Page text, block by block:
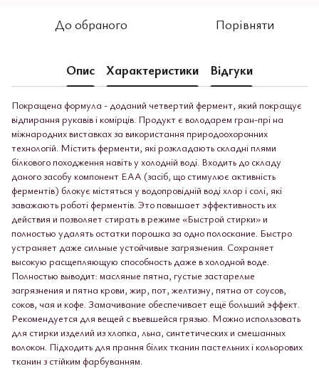
До обраного Порівняти
Опис Характеристики Відгуки
Покращена формула - доданий четвертий фермент, який покращує
відпирання рукавів і комірців. Продукт є володарем гран-прі на
міжнародних виставках за використання природоохоронних
технологій. Містить ферменти, які розкладають складні плями
білкового походження навіть у холодній воді. Входить до складу
даного засобу компонент ЕАА (засіб, що стимулює активність
ферментів) блокує містяться у водопровідній воді хлор і солі, які
заважають роботі ферментів. Это повышает эффективность их
действия и позволяет стирать в режиме «Быстрой стирки» и
полностью удалять остатки порошка за одно полоскание. Быстро
устраняет даже сильные устойчивые загрязнения. Сохраняет
высокую расщепляющую способность даже в холодной воде.
Полностью выводит: масляные пятна, густые застарелые
загрязнения и пятна крови, жир, пот, желтизну, пятна от соусов,
соков, чая и кофе. Замачивание обеспечивает ещё больший эффект.
Рекомендуется для вещей с въевшейся грязью. Можно использовать
для стирки изделий из хлопка, льна, синтетических и смешанных
волокон. Підходить для прання білих тканин пастельних і кольорових
тканин з стійким фарбуванням.